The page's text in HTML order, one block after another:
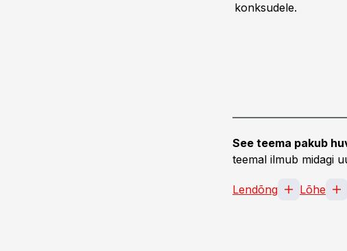
konksudele.
See teema pakub
teemal ilmub midagi
Lendõng Lõhe